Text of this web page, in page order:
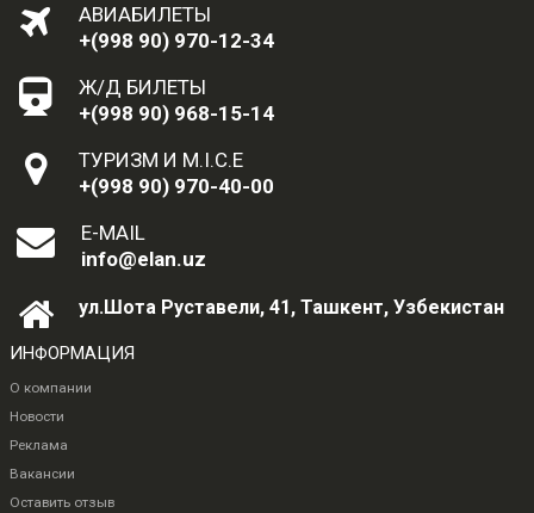
АВИАБИЛЕТЫ
+(998 90) 970-12-34
Ж/Д БИЛЕТЫ
+(998 90) 968-15-14
ТУРИЗМ И M.I.C.E
+(998 90) 970-40-00
E-MAIL
info@elan.uz
ул.Шота Руставели, 41, Ташкент, Узбекистан
ИНФОРМАЦИЯ
О компании
Новости
Реклама
Вакансии
Оставить отзыв